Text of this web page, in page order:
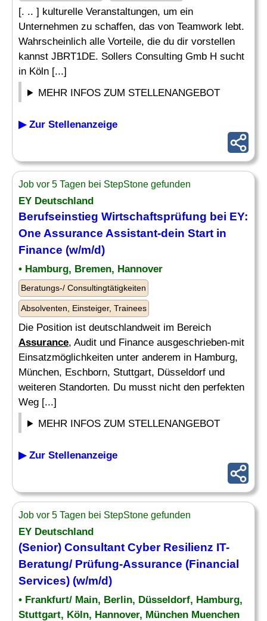
[. .. ] kulturelle Veranstaltungen, um ein
Unternehmen zu schaffen, das von Teamwork lebt.
Wahrscheinlich alle Vorteile, die du dir vorstellen
kannst JBRT1DE. Sollers Consulting Gmb H sucht
in Köln [...]
MEHR INFOS ZUM STELLENANGEBOT
▶ Zur Stellenanzeige
Job vor 5 Tagen bei StepStone gefunden
EY Deutschland
Berufseinstieg Wirtschaftsprüfung bei EY:
One Assurance Assistant-dein Start in
Finance (w/m/d)
• Hamburg, Bremen, Hannover
Beratungs-/ Consultingtätigkeiten
Absolventen, Einsteiger, Trainees
Die Position ist deutschlandweit im Bereich
Assurance, Audit und Finance ausgeschrieben-mit
Einsatzmöglichkeiten unter anderem in Hamburg,
München, Eschborn, Stuttgart, Düsseldorf und
weiteren Standorten. Du musst nicht den perfekten
Weg [...]
MEHR INFOS ZUM STELLENANGEBOT
▶ Zur Stellenanzeige
Job vor 5 Tagen bei StepStone gefunden
EY Deutschland
(Senior) Consultant Cyber Resilienz IT-
Beratung/ Prüfung-Assurance (Financial
Services) (w/m/d)
• Frankfurt/ Main, Berlin, Düsseldorf, Hamburg,
Stuttgart, Köln, Hannover, München Muenchen